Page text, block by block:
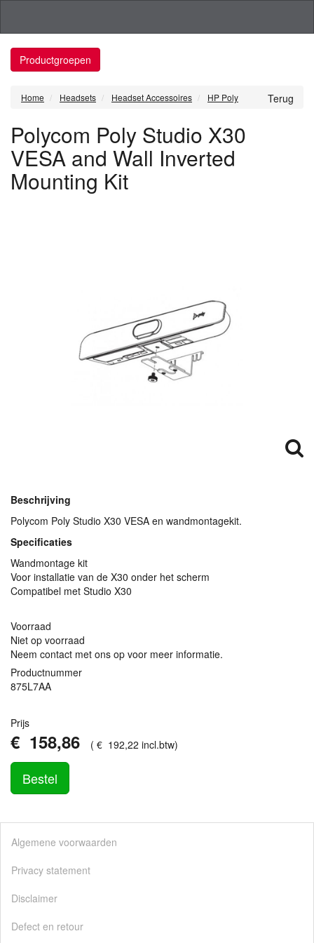
Productgroepen
Terug
Home Headsets Headset Accessoires HP Poly
Polycom Poly Studio X30
VESA and Wall Inverted
Mounting Kit
Beschrijving
Polycom Poly Studio X30 VESA en wandmontagekit.
Specificaties
Wandmontage kit
Voor installatie van de X30 onder het scherm
Compatibel met Studio X30
Voorraad
Niet op voorraad
Neem contact met ons op voor meer informatie.
Productnummer
875L7AA
Prijs
€ 158,86 ( € 192,22 incl.btw)
Bestel
Algemene voorwaarden
Privacy statement
Disclaimer
Defect en retour